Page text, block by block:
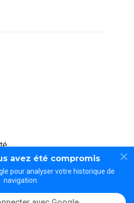
avez été compromis
pour analyser votre historique de
navigation.